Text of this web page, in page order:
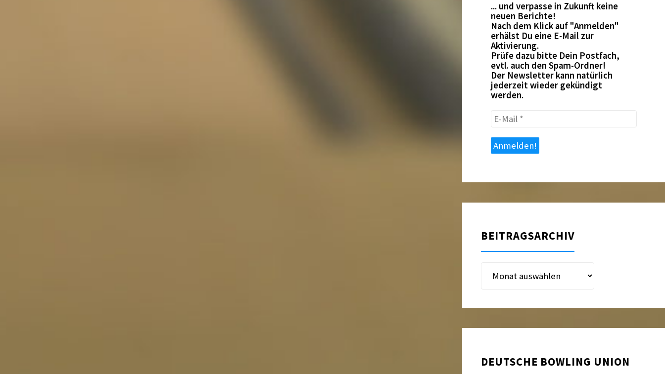
... und verpasse in Zukunft keine
neuen Berichte!
Nach dem Klick auf "Anmelden"
erhälst Du eine E-Mail zur
Aktivierung.
Prüfe dazu bitte Dein Postfach,
evtl. auch den Spam-Ordner!
Der Newsletter kann natürlich
jederzeit wieder gekündigt
werden.
E-
Mail
BEITRAGSARCHIV
Beitragsarchiv
DEUTSCHE BOWLING UNION